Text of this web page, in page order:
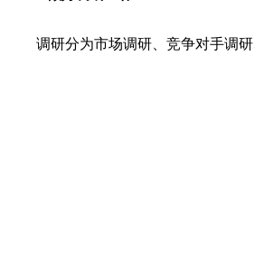
调研分为市场调研、竞争对手调研